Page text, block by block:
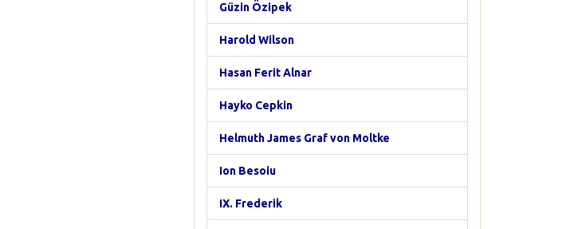
Güzin Özipek
Harold Wilson
Hasan Ferit Alnar
Hayko Cepkin
Helmuth James Graf von Moltke
Ion Besoiu
IX. Frederik